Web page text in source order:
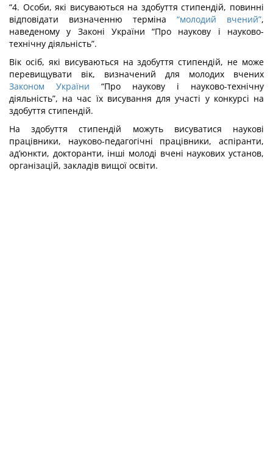
“4. Особи, які висуваються на здобуття стипендій, повинні
відповідати визначенню терміна “молодий вчений”,
наведеному у Законі України “Про наукову і науково-
технічну діяльність”.
Вік осіб, які висуваються на здобуття стипендій, не може
перевищувати вік, визначений для молодих вчених
Законом України “Про наукову і науково-технічну
діяльність”, на час їх висування для участі у конкурсі на
здобуття стипендій.
На здобуття стипендій можуть висуватися наукові
працівники, науково-педагогічні працівники, аспіранти,
ад’юнкти, докторанти, інші молоді вчені наукових установ,
організацій, закладів вищої освіти.